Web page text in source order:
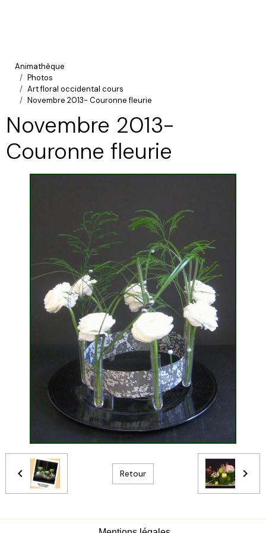
Animathèque
Photos
Art floral occidental cours
Novembre 2013- Couronne fleurie
Novembre 2013-
Couronne fleurie
Retour